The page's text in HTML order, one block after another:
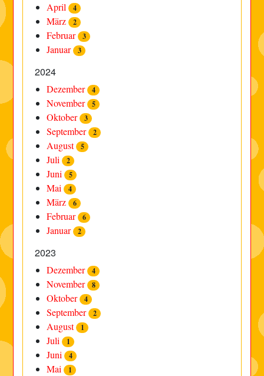
April 4
März 2
Februar 3
Januar 3
2024
Dezember 4
November 5
Oktober 3
September 2
August 5
Juli 2
Juni 5
Mai 4
März 6
Februar 6
Januar 2
2023
Dezember 4
November 8
Oktober 4
September 2
August 1
Juli 1
Juni 4
Mai 1